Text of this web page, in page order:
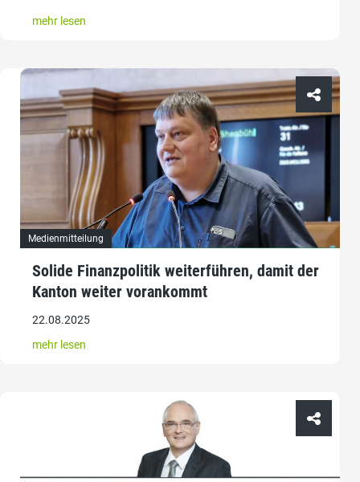
mehr lesen
Medienmitteilung
Solide Finanzpolitik weiterführen, damit der
Kanton weiter vorankommt
22.08.2025
mehr lesen